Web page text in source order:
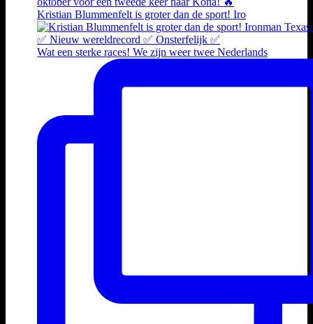
Kristian Blummenfelt is groter dan de sport! Iro
Wat een sterke races! We zijn weer twee Nederlands